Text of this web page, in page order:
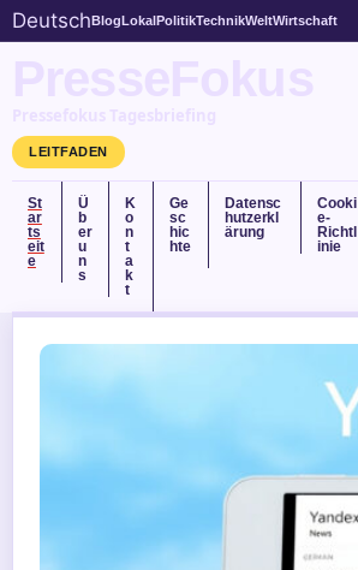
DeutschBlogLokalPolitikTechnikWeltWirtschaft
PresseFokus
Pressefokus Tagesbriefing
LEITFADEN
St
ar
ts
eit
e
Ü
b
er
u
n
s
K
o
n
t
a
k
t
Ge
sc
hic
hte
Datensc
hutzerkl
ärung
Cooki
e-
Richtl
inie